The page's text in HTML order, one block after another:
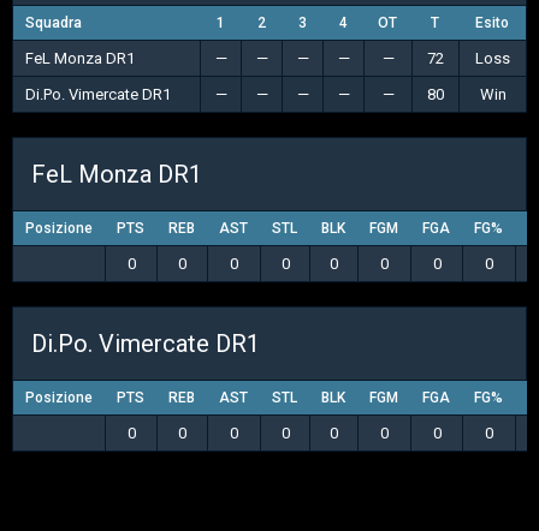
Squadra 1 2 3 4 OT T Esito
FeL Monza DR1 — — — — — 72
Loss
Di.Po. Vimercate DR1
— — — — — 80 Win
FeL Monza DR1
Posizione PTS REB AST STL BLK FGM FGA FG%
0 0 0 0 0 0 0 0
Di.Po. Vimercate DR1
Posizione PTS REB AST STL BLK FGM FGA FG%
0 0 0 0 0 0 0 0